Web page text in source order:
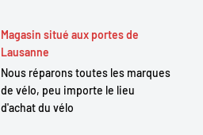
Magasin situé aux portes de
Lausanne
Nous réparons toutes les marques
de vélo, peu importe le lieu
d'achat du vélo